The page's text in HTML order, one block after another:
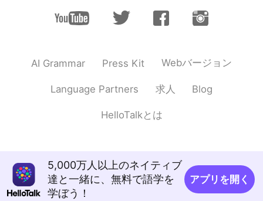
AI Grammar Press Kit Webバージョン
Language Partners 求人 Blog
HelloTalkとは
5,000万人以上のネイティブ
達と一緒に、無料で語学を
学ぼう！
アプリを開く